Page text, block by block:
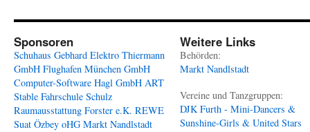
Sponsoren
Schuhaus Gebhard Elektro Thiermann
GmbH Flughafen München GmbH
Computer-Software Hagl GmbH ART
Stable Fahrschule Schulz
Raumausstattung Forster e.K. REWE
Suat Özbey oHG Markt Nandlstadt
Weitere Links
Behörden:
Markt Nandlstadt
Vereine und Tanzgruppen:
DJK Furth - Mini-Dancers &
Sunshine-Girls & United Stars